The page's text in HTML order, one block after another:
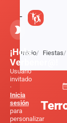
Atrás
Inicio Fiestas
¡Hola,
Verbener@!
Usuario
invitado
·
Inicia
sesión
para
personalizar